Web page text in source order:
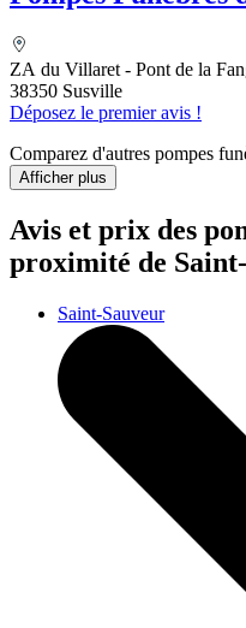
ZA du Villaret - Pont de la
38350 Susville
Déposez le premier avis !
Comparez d'autres pompes
Afficher plus
Avis et prix des
proximité de
Saint-Sauveur